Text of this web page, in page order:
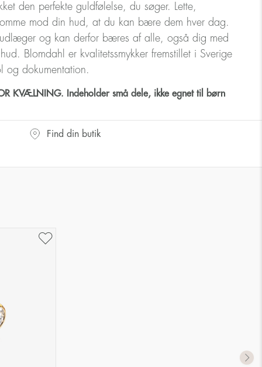
den perfekte guldfølelse, du søger. Lette,
mod din hud, at du kan bære dem hver dag.
og kan derfor bæres af alle, også dig med
Blomdahl er kvalitetssmykker fremstillet i Sverige
og dokumentation.
KVÆLNING. Indeholder små dele, ikke egnet til børn
Find din butik